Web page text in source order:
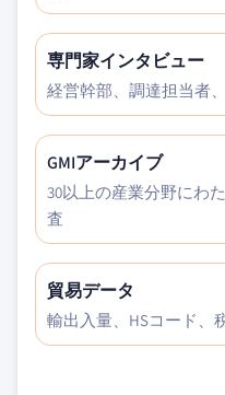
専門家インタビュー
経営幹部、調達担当者
GMIアーカイブ
30以上の産業分野にわ
査
貿易データ
輸出入量、HSコード、